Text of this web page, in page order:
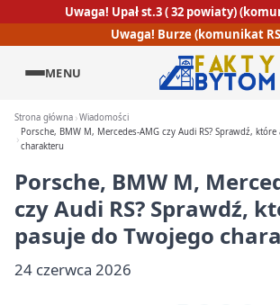
Uwaga! Upał st.3 ( 32 powiaty)
Uwaga! Burze (komunikat
MENU
Strona główna Wiadomości
Porsche, BMW M, Mercedes-AMG czy Audi RS? Sprawdź,
charakteru
Porsche, BMW M,
czy Audi RS? Sprawdź,
pasuje do Twojego
24 czerwca 2026